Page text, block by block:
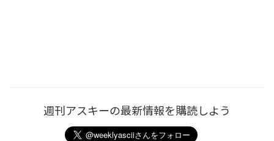
週刊アスキーの最新情報を購読しよう